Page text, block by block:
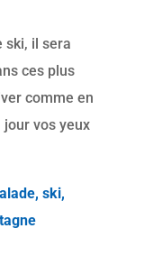
ski, il sera
ces plus
comme en
jour vos yeux
ski,